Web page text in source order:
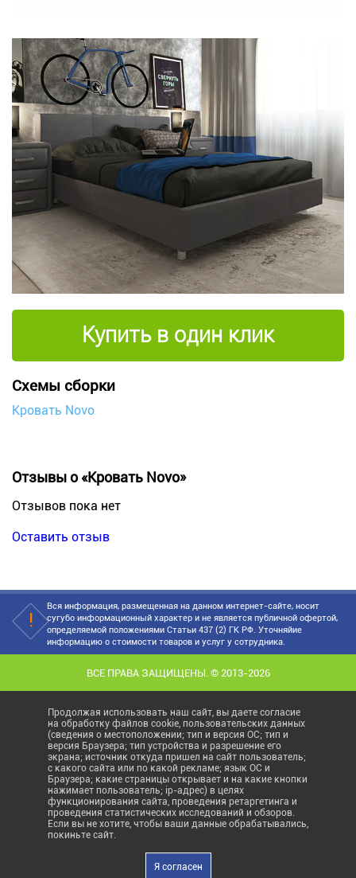
Купить в один клик
Схемы сборки
Кровать Novo
Отзывы о «Кровать Novo»
Отзывов пока нет
Оставить отзыв
Вся информация, размещенная на данном интернет-сайте, носит
сугубо информационный характер и не является публичной офертой,
определяемой положениями Статьи 437 (2) ГК РФ. Уточняйие
информацию о стоимости товаров и услуг у сотрудника.
ВСЕ ПРАВА ЗАЩИЩЕНЫ. © 2013-2026
Продолжая использовать наш сайт, вы даете согласие
на обработку файлов cookie, пользовательских данных
(сведения о местоположении; тип и версия ОС; тип и
версия Браузера; тип устройства и разрешение его
экрана; источник откуда пришел на сайт пользователь;
с какого сайта или по какой рекламе; язык ОС и
Браузера; какие страницы открывает и на какие кнопки
нажимает пользователь; ip-адрес) в целях
функционирования сайта, проведения ретаргетинга и
проведения статистических исследований и обзоров.
Если вы не хотите, чтобы ваши данные обрабатывались,
покиньте сайт.
Я согласен